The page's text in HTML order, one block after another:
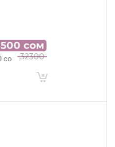
со
32300
сом